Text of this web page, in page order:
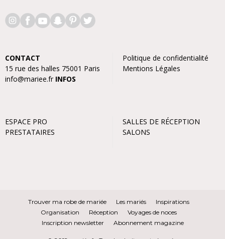
CONTACT
15 rue des halles 75001 Paris
info@mariee.fr INFOS
Politique de confidentialité
Mentions Légales
ESPACE PRO
PRESTATAIRES
SALLES DE RÉCEPTION
SALONS
Trouver ma robe de mariée Les mariés
Inspirations
Organisation
Réception
Voyages de noces
Inscription newsletter
Abonnement magazine